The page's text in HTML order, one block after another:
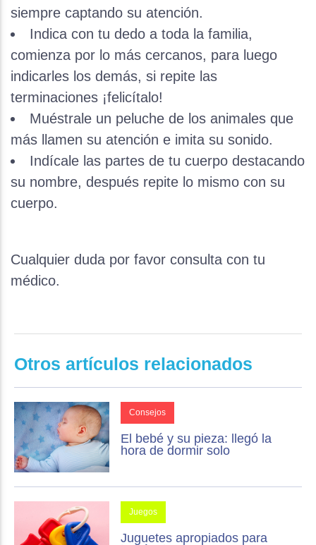
siempre captando su atención.
Indica con tu dedo a toda la familia,
comienza por lo más cercanos, para luego
indicarles los demás, si repite las
terminaciones ¡felicítalo!
Muéstrale un peluche de los animales que
más llamen su atención e imita su sonido.
Indícale las partes de tu cuerpo destacando
su nombre, después repite lo mismo con su
cuerpo.
Cualquier duda por favor consulta con tu
médico.
Otros artículos relacionados
Consejos
El bebé y su pieza: llegó la
hora de dormir solo
Juegos
Juguetes apropiados para